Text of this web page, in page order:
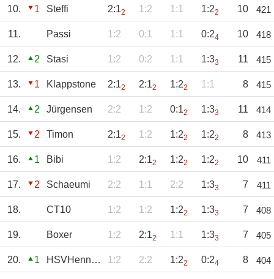
10. 1 Steffi 2:12 1:2 1:1 1:22 10 421
11. Passi 1:2 0:1 1:1 0:24 10 418
12. 2 Stasi 1:2 0:2 1:1 1:33 11 415
13. 1 Klappstone 2:12 2:12 1:22 1:1 8 415
14. 2 Jürgensen 2:2 1:2 0:12 1:33 11 414
15. 2 Timon 2:12 1:2 1:22 1:22 8 413
16. 1 Bibi 1:2 2:12 1:22 1:22 10 411
17. 2 Schaeumi 2:2 1:1 2:2 1:33 7 411
18. CT10 1:2 1:2 1:22 1:33 7 408
19. Boxer 1:2 2:12 1:1 1:33 7 405
20. 1 HSVHenning 1:2 2:2 1:22 0:24 8 404